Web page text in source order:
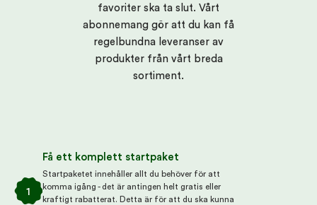
favoriter ska ta slut. Vårt
abonnemang gör att du kan få
regelbundna leveranser av
produkter från vårt breda
sortiment.
1
Få ett komplett startpaket
Startpaketet innehåller allt du behöver för att
komma igång - det är antingen helt gratis eller
kraftigt rabatterat. Detta är för att du ska kunna